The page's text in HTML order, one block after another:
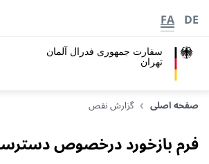
سفارت جمهوری فدرال آلمان
تهران
DE
FA
صفحه اصلی گزارش نقص
فرم بازخورد درخصوص